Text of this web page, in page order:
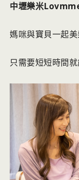
中壢樂米
媽咪與寶貝一起美
只需要短短時間